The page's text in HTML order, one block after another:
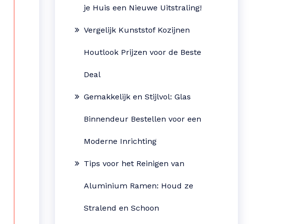
je Huis een Nieuwe Uitstraling!
Vergelijk Kunststof Kozijnen
Houtlook Prijzen voor de Beste
Deal
Gemakkelijk en Stijlvol: Glas
Binnendeur Bestellen voor een
Moderne Inrichting
Tips voor het Reinigen van
Aluminium Ramen: Houd ze
Stralend en Schoon